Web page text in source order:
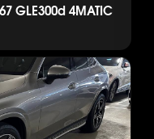
GLE300d 4MATIC